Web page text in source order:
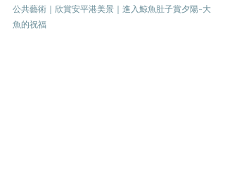
公共藝術｜欣賞安平港美景｜進入鯨魚肚子賞夕陽~大
魚的祝福